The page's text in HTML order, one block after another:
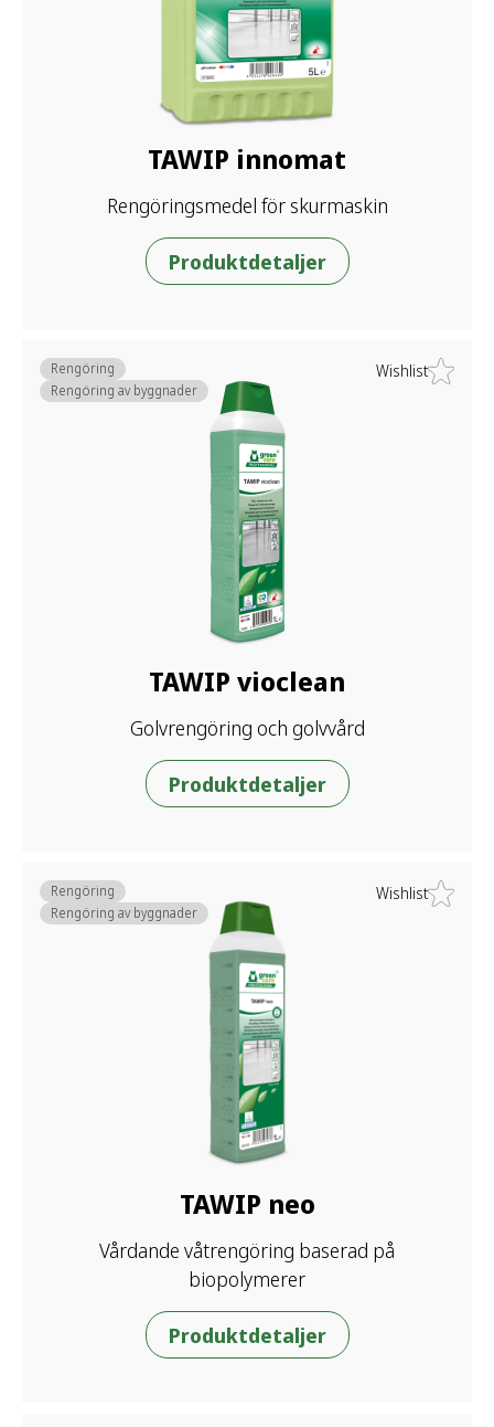
TAWIP innomat
Rengöringsmedel för skurmaskin
Produktdetaljer
Wishlist
TAWIP vioclean
Golvrengöring och golvvård
Rengöring
Rengöring av byggnader
Produktdetaljer
Wishlist
TAWIP neo
Vårdande våtrengöring baserad på
biopolymerer
Rengöring
Rengöring av byggnader
Produktdetaljer